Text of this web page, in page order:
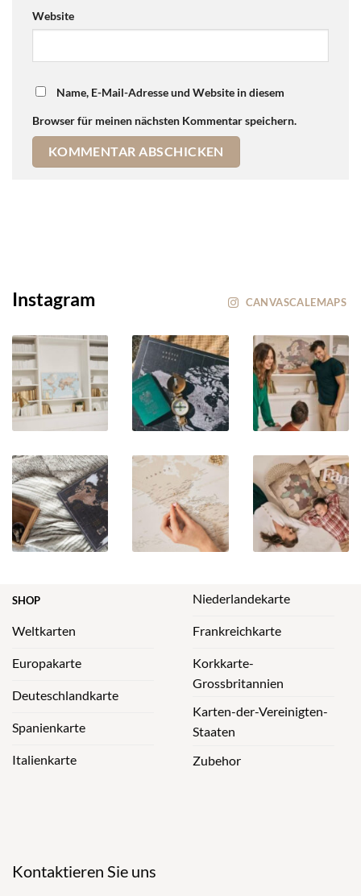
Website
Name, E-Mail-Adresse und Website in diesem
Browser für meinen nächsten Kommentar speichern.
Instagram CANVASCALEMAPS
SHOP
Weltkarten
Europakarte
Deuteschlandkarte
Spanienkarte
Italienkarte
Niederlandekarte
Frankreichkarte
Korkkarte-
Grossbritannien
Karten-der-Vereinigten-
Staaten
Zubehor
Kontaktieren Sie uns